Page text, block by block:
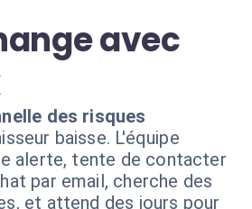
avec
des risques
baisse. L'équipe
alerte, tente de contacter
par email, cherche des
et attend des jours pour